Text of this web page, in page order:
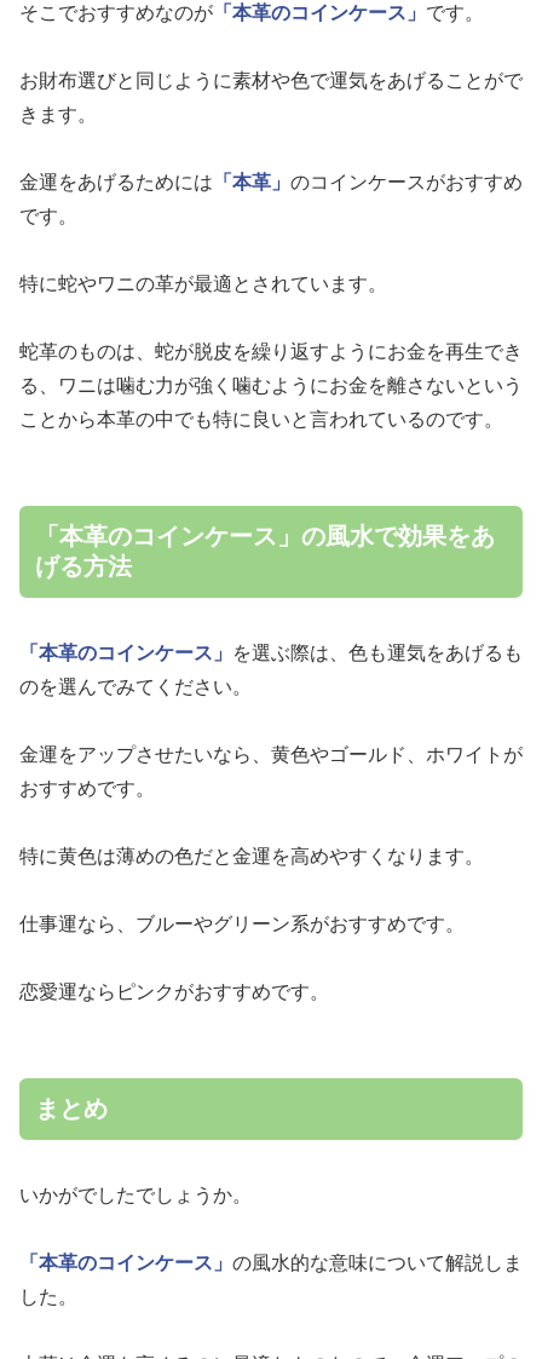
そこでおすすめなのが 「本革のコインケース」 です。
お財布選びと同じように素材や色で運気をあげることがで
きます。
金運をあげるためには 「本革」 のコインケースがおすすめ
です。
特に蛇やワニの革が最適とされています。
蛇革のものは、蛇が脱皮を繰り返すようにお金を再生でき
る、ワニは噛む力が強く噛むようにお金を離さないという
ことから本革の中でも特に良いと言われているのです。
「本革のコインケース」の風水で効果をあ
げる方法
「本革のコインケース」
を選ぶ際は、色も運気をあげるも
のを選んでみてください。
金運をアップさせたいなら、黄色やゴールド、ホワイトが
おすすめです。
特に黄色は薄めの色だと金運を高めやすくなります。
仕事運なら、ブルーやグリーン系がおすすめです。
恋愛運ならピンクがおすすめです。
まとめ
いかがでしたでしょうか。
「本革のコインケース」 の風水的な意味について解説しま
した。